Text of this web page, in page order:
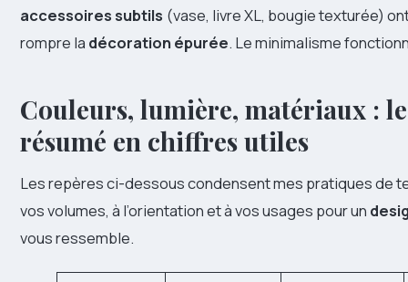
accessoires subtils (vase, livre XL, bougie texturée)
rompre la décoration épurée. Le minimalisme
Couleurs, lumière, matériaux :
résumé en chiffres utiles
Les repères ci-dessous condensent mes pratiques de
vos volumes, à l’orientation et à vos usages pour un
vous ressemble.